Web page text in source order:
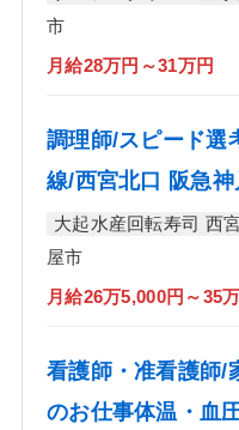
市
月給28万円～31万円
調理師/スピード選
線/西宮北口 阪急神
大起水産回転寿司 西
屋市
月給26万5,000円～35
看護師・准看護師/
のお仕事体温・血